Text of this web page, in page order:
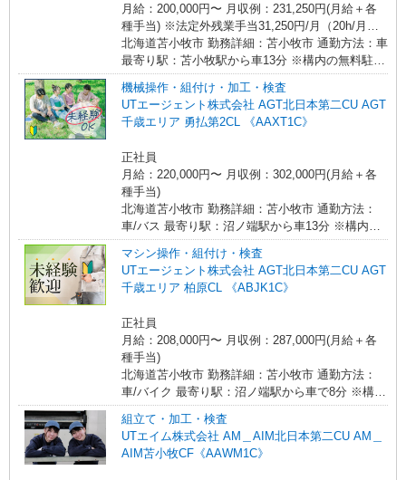
月給：200,000円〜 月収例：231,250円(月給＋各
種手当) ※法定外残業手当31,250円/月（20h/月）
※上記月収例は目安のため、 生産状況や配属先工
程によって変動する可能性があります
北海道苫小牧市 勤務詳細：苫小牧市 通勤方法：車
最寄り駅：苫小牧駅から車13分 ※構内の無料駐車
場利用OK ※社宅から送迎あり
機械操作・組付け・加工・検査
UTエージェント株式会社 AGT北日本第二CU AGT
千歳エリア 勇払第2CL 《AAXT1C》
正社員
月給：220,000円〜 月収例：302,000円(月給＋各
種手当)
北海道苫小牧市 勤務詳細：苫小牧市 通勤方法：
車/バス 最寄り駅：沼ノ端駅から車13分 ※構内の
無料駐車場利用OK ※社宅から無料送迎あり
マシン操作・組付け・検査
UTエージェント株式会社 AGT北日本第二CU AGT
千歳エリア 柏原CL 《ABJK1C》
正社員
月給：208,000円〜 月収例：287,000円(月給＋各
種手当)
北海道苫小牧市 勤務詳細：苫小牧市 通勤方法：
車/バイク 最寄り駅：沼ノ端駅から車で8分 ※構内
の（無料）駐車場利用OK ※社宅からの送迎あり
※JR千歳線【千歳駅】より車27分 ※JR千歳線
【恵庭駅】より車43分 ※JR室蘭本線【錦岡駅】よ
り車38分
組立て・加工・検査
UTエイム株式会社 AM＿AIM北日本第二CU AM＿
AIM苫小牧CF《AAWM1C》